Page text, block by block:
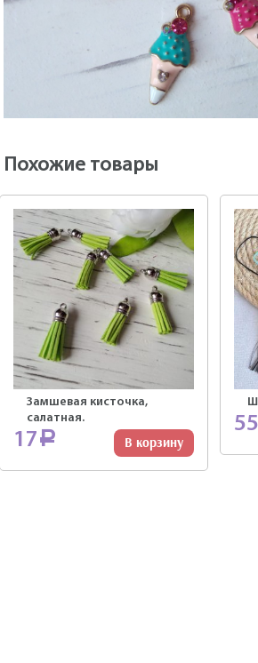
Похожие товары
Замшевая кисточка,
салатная.
17 Р В корзину
55